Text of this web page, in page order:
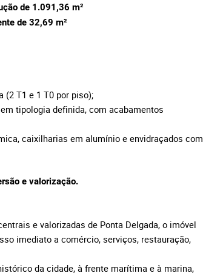
de 1.091,36 m²
de 32,69 m²
(2 T1 e 1 T0 por piso);
tipologia definida, com acabamentos
caixilharias em alumínio e envidraçados com
e valorização.
e valorizadas de Ponta Delgada, o imóvel
imediato a comércio, serviços, restauração,
da cidade, à frente marítima e à marina,